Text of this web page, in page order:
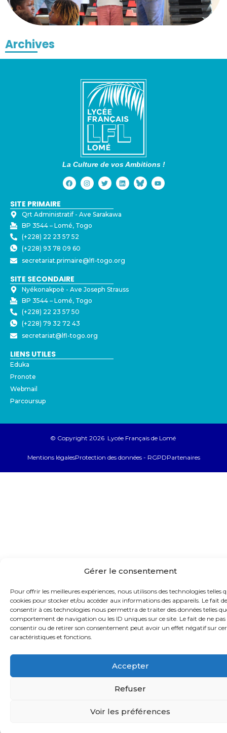
Gérer le consentement
Pour offrir les meilleures expériences, nous utilisons des technologies telles
cookies pour stocker et/ou accéder aux informations des appareils. Le fait de
consentir à ces technologies nous permettra de traiter des données telles
comportement de navigation ou les ID uniques sur ce site. Le fait de ne pas
consentir ou de retirer son consentement peut avoir un effet négatif sur
caractéristiques et fonctions.
Accepter
Refuser
Voir les préférences
Archives
La Culture de vos Ambitions !
SITE PRIMAIRE
Qrt Administratif - ⁠Ave Sarakawa
BP 3544 – Lomé, Togo
(+228) 22 23 57 52
(+228) 93 78 09 60
secretariat.primaire@lfl-togo.org
SITE SECONDAIRE
Nyékonakpoè - ⁠Ave Joseph Strauss
BP 3544 – Lomé, Togo
(+228) 22 23 57 50
(+228) 79 32 72 43
secretariat@lfl-togo.org
LIENS UTILES
Eduka
Pronote
Webmail
Parcoursup
© Copyright 2026 Lycée Français de Lomé
Mentions légalesProtection des données - RGPDPartenaires